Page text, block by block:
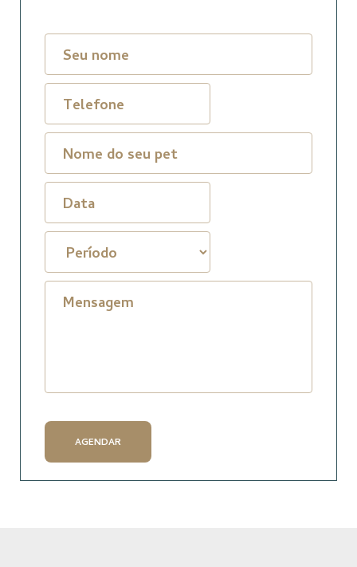
Seu nome
Telefone
Nome do seu pet
Mensagem
AGENDAR